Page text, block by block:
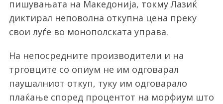
пишувањата на Македонија, токму Лазиќ
диктирал неповолна откупна цена преку
свои луѓе во монополската управа.
На непосредните производители и на
трговците со опиум не им одговарал
паушалниот откуп, туку им одговарало
плаќање според процентот на морфиум што
r
c
f
r
: